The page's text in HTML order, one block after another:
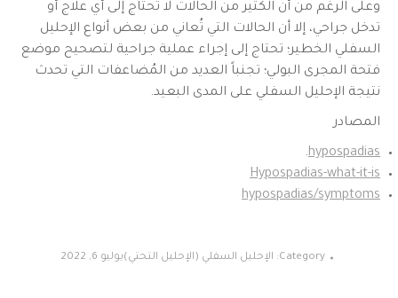
وعلى الرغم من أن الكثير من الحالات لا تحتاج إلى أي علاج أو
تدخل جراحي، إلا أن الحالات التي تُعاني من بعض أنواع الإحليل
السفلي الخطير؛ تحتاج إلى إجراء عملية جراحية لتصحيح موضع
فتحة المجرى البولي؛ تجنباً العديد من المُضاعفات التي تحدث
نتيجة الإحليل السفلي على المدى البعيد.
المصادر
hypospadias
.
Hypospadias-what-it-is
hypospadias/symptoms
Category: الإحليل السفلي (الإحليل التحتي)يوليو 6, 2022